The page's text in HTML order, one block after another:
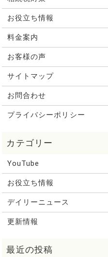
お役立ち情報
料金案内
お客様の声
サイトマップ
お問合わせ
プライバシーポリシー
YouTube
お役立ち情報
デイリーニュース
更新情報